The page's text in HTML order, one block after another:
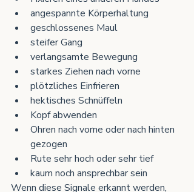
angespannte Körperhaltung
geschlossenes Maul
steifer Gang
verlangsamte Bewegung
starkes Ziehen nach vorne
plötzliches Einfrieren
hektisches Schnüffeln
Kopf abwenden
Ohren nach vorne oder nach hinten
gezogen
Rute sehr hoch oder sehr tief
kaum noch ansprechbar sein
Wenn diese Signale erkannt werden,